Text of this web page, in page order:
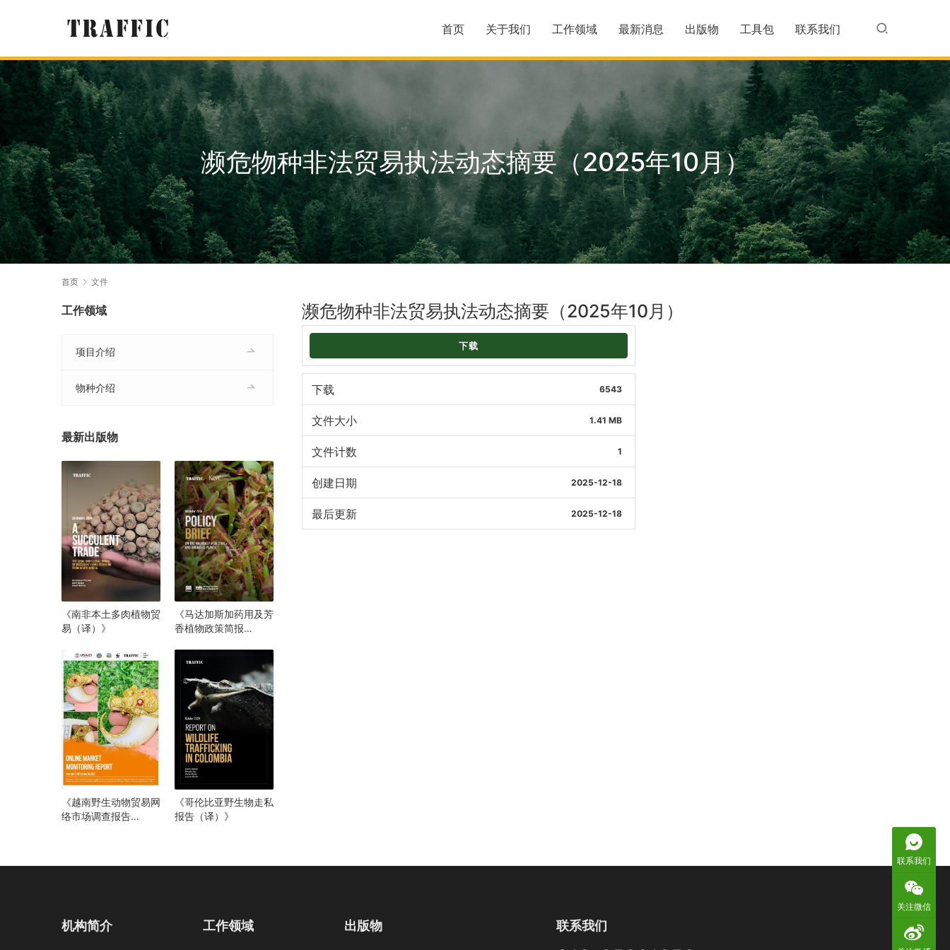
首页 关于我们 工作领域 最新消息 出版物 工具包 联系我们
濒危物种非法贸易执法动态摘要（2025年10月）
首页 文件
濒危物种非法贸易执法动态摘要（2025年10月）
下载
下载 6543
文件大小 1.41 MB
文件计数 1
创建日期 2025-12-18
最后更新 2025-12-18
工作领域
项目介绍
物种介绍
最新出版物
《南非本土多肉植物贸
易（译）》
《马达加斯加药用及芳
香植物政策简报
《越南野生动物贸易网
络市场调查报告
《哥伦比亚野生物走私
报告（译）》
机构简介 工作领域 出版物 联系我们
联系我们
关注微信